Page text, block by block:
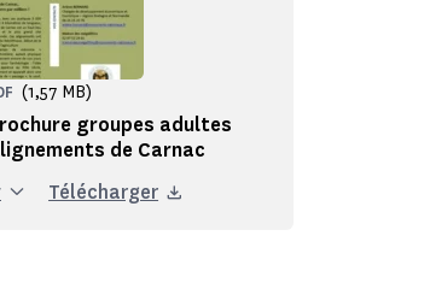
groupes adultes
de Carnac
(1,57 MB)
Télécharger